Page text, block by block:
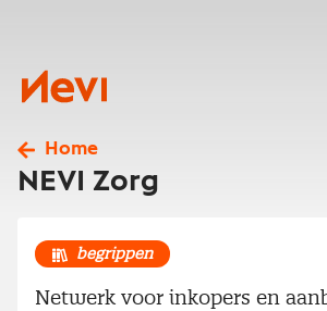
Nevi
Home
NEVI Zorg
begrippen
Netwerk voor inkopers en